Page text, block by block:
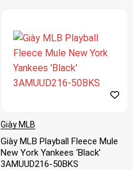
Giày MLB
Giày MLB Playball Fleece Mule
New York Yankees ‘Black’
3AMUUD216-50BKS